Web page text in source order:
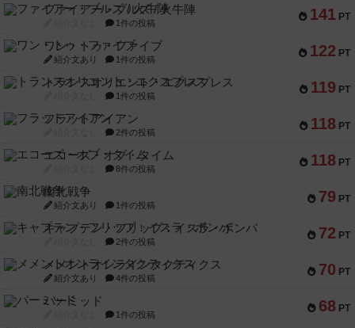
141 PT
ファイアー・ブルズ / 火牛陣
1件の投稿
122 PT
ワン・トゥ・ファイブ
紹介文あり 1件の投稿
119 PT
トランスオリエント・エクスプレス
1件の投稿
118 PT
フラットアイアン
2件の投稿
118 PT
エコーズ・オブ・タイム
8件の投稿
79 PT
南北戦争
紹介文あり 1件の投稿
72 PT
キャプテン・フリップ：イスラ・ボンバ
2件の投稿
70 PT
メメントオンラインタクティクス
紹介文あり 4件の投稿
68 PT
パーミッド
1件の投稿